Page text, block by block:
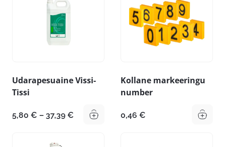
Udarapesuaine Vissi-
Tissi
5,80 € – 37,39 € Hinnavahemik:
Kollane markeeringu
number
0,46 €